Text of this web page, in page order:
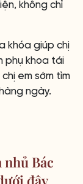
không chỉ
khóa giúp chị
phụ khoa tái
em sớm tìm
ngày.
nhủ Bác
đây